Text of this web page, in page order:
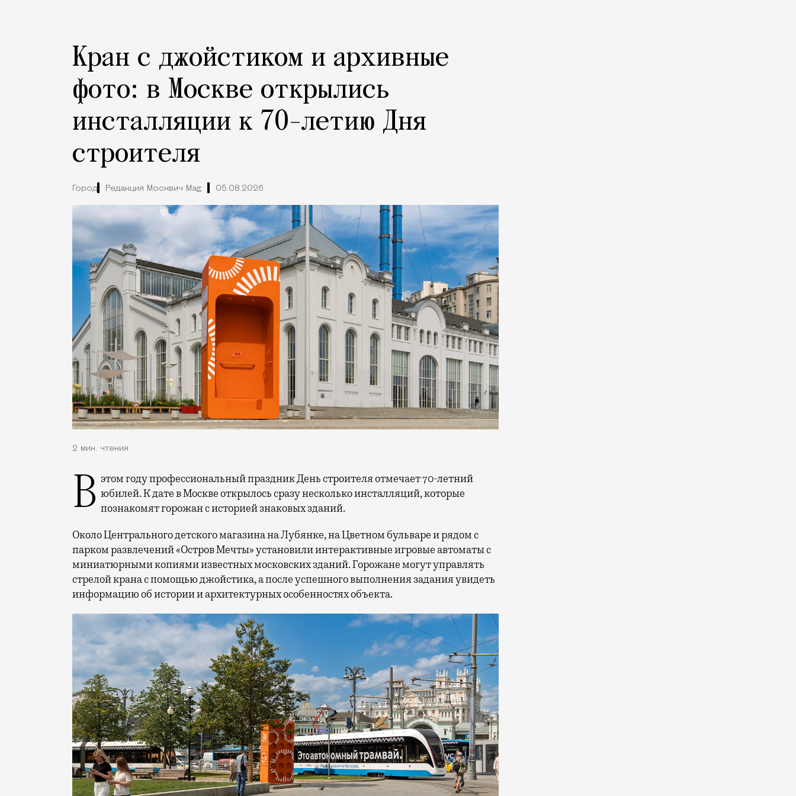
Кран с джойстиком и архивные
фото: в Москве открылись
инсталляции к 70-летию Дня
строителя
Город Редакция Москвич Mag 05.08.2026
2 мин. чтения
В этом году профессиональный праздник День строителя отмечает 70-летний юбилей. К дате в Москве открылось сразу несколько инсталляций, которые
познакомят горожан с историей знаковых зданий.
Около Центрального детского магазина на Лубянке, на Цветном бульваре и рядом с
парком развлечений «Остров Мечты» установили интерактивные игровые автоматы с
миниатюрными копиями известных московских зданий. Горожане могут управлять
стрелой крана с помощью джойстика, а после успешного выполнения задания увидеть
информацию об истории и архитектурных особенностях объекта.